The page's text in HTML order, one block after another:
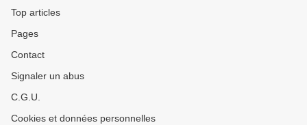
Top articles
Pages
Contact
Signaler un abus
C.G.U.
Cookies et données personnelles